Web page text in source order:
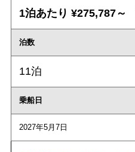
1泊あたり ¥275,787～
泊数
11泊
乗船日
2027年5月7日